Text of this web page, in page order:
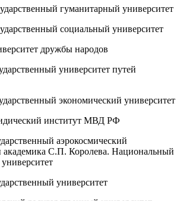
гуманитарный университет
социальный университет
дружбы народов
университет путей
экономический университет
институт МВД РФ
аэрокосмический
академика С.П. Королева. Национальный
университет